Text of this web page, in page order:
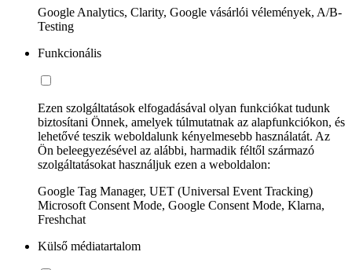
Google Analytics, Clarity, Google vásárlói vélemények, A/B-
Testing
Funkcionális
Ezen szolgáltatások elfogadásával olyan funkciókat tudunk
biztosítani Önnek, amelyek túlmutatnak az alapfunkciókon, és
lehetővé teszik weboldalunk kényelmesebb használatát. Az
Ön beleegyezésével az alábbi, harmadik féltől származó
szolgáltatásokat használjuk ezen a weboldalon:
Google Tag Manager, UET (Universal Event Tracking)
Microsoft Consent Mode, Google Consent Mode, Klarna,
Freshchat
Külső médiatartalom